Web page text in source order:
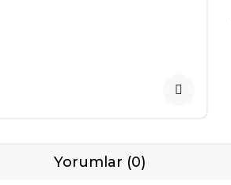
Yorumlar (0)